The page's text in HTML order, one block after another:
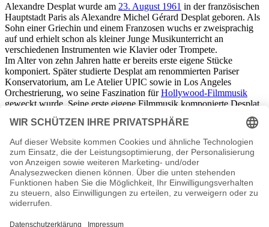
Alexandre Desplat wurde am 23. August 1961 in der französischen
Hauptstadt Paris als Alexandre Michel Gérard Desplat geboren. Als
Sohn einer Griechin und einem Franzosen wuchs er zweisprachig
auf und erhielt schon als kleiner Junge Musikunterricht an
verschiedenen Instrumenten wie Klavier oder Trompete.
Im Alter von zehn Jahren hatte er bereits erste eigene Stücke
komponiert. Später studierte Desplat am renommierten Pariser
Konservatorium, am Le Atelier UPIC sowie in Los Angeles
Orchestrierung, wo seine Faszination fürHollywood-Filmmusik
geweckt wurde. Seine erste eigene Filmmusik komponierte Desplat
allerdings für ein französisches Werk, die
1985
Komödie "Ki lo sa?". Auch in den darauffolgenden Jahren steuerte
Dies änderte sich2002mit der internationalen Produktion "11'09"01
– September 11". Ein Jahr später schuf er die Musik für "Das
Mädchen mit dem Perlenohrring", die ihm viel Kritikerlob, eine
Nominierung für den Golden Globe sowie die Aufmerksamkeit
Hollywoods einbrachte. Obwohl er fortan für die großen US-
Produktionen wie "Hostage" mit Bruce Willis (
), "Der seltsame
Teil der Twilight-Saga die Musik schrieb, komponierte er auch